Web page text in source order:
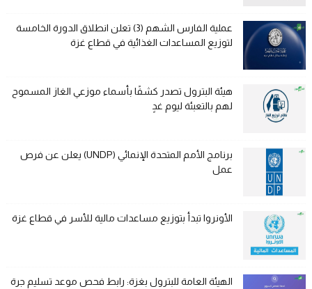
عملية الفارس الشهم (3) تعلن انطلاق الدورة الخامسة
لتوزيع المساعدات الغذائية في قطاع غزة
هيئة البترول تصدر كشفًا بأسماء موزعي الغاز المسموح
لهم بالتعبئة ليوم غدٍ
برنامج الأمم المتحدة الإنمائي (UNDP) يعلن عن فرص
عمل
الأونروا تبدأ بتوزيع مساعدات مالية للأسر في قطاع غزة
الهيئة العامة للبترول بغزة: رابط فحص موعد تسليم جرة